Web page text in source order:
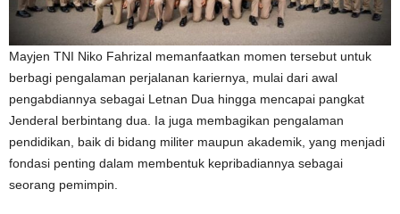
Mayjen TNI Niko Fahrizal memanfaatkan momen tersebut untuk
berbagi pengalaman perjalanan kariernya, mulai dari awal
pengabdiannya sebagai Letnan Dua hingga mencapai pangkat
Jenderal berbintang dua. Ia juga membagikan pengalaman
pendidikan, baik di bidang militer maupun akademik, yang menjadi
fondasi penting dalam membentuk kepribadiannya sebagai
seorang pemimpin.